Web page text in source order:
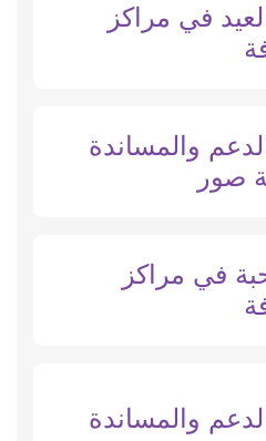
في مراكز
والمساندة
صور
في مراكز
والمساندة